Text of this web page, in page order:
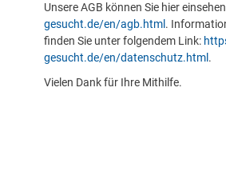
Unsere AGB können Sie hier
gesucht.de/en/agb.html .
finden Sie unter folgendem Link:
gesucht.de/en/datenschutz.html .
Vielen Dank für Ihre Mithilfe.